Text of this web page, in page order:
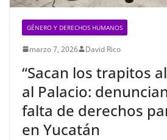
GÉNERO Y DERECHOS HUMANOS
marzo 7, 2026 David Rico
“Sacan los trapitos
al Palacio:
falta de derechos
en Yucatán